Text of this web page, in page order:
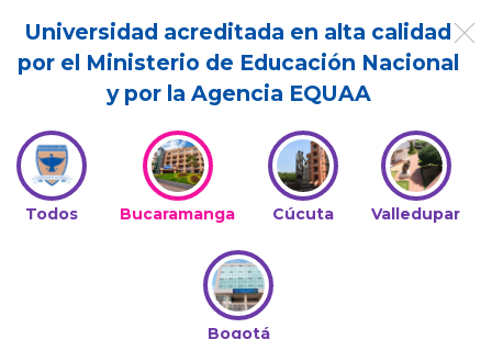
Universidad acreditada en alta calidad
por el Ministerio de Educación Nacional
y por la Agencia EQUAA
Todos Bucaramanga Cúcuta Valledupar
Bogotá